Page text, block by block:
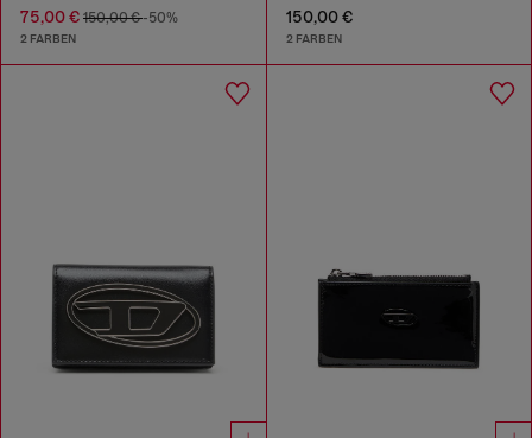
75,00 € 150,00 €-50%
2 FARBEN
150,00 €
2 FARBEN